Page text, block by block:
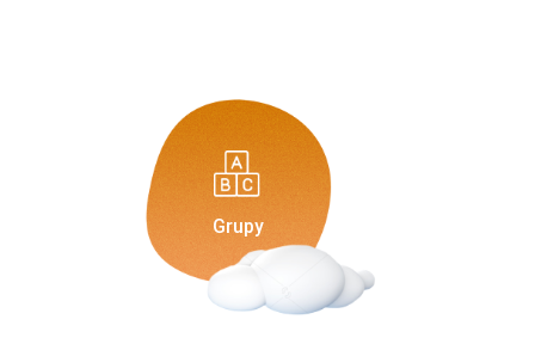
Grupy